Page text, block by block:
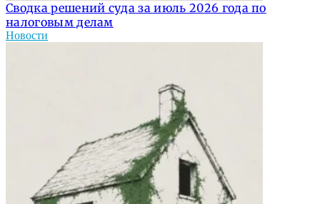
Сводка решений суда за июль 2026 года по
налоговым делам
Новости